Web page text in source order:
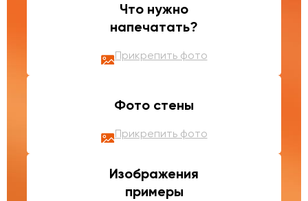
Что нужно
напечатать?
Прикрепить фото
Фото стены
Прикрепить фото
Изображения
примеры